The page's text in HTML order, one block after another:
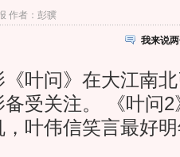
作者：彭骥
我来说
问》在大江南北
备受关注。 《叶问
叶伟信笑言最好